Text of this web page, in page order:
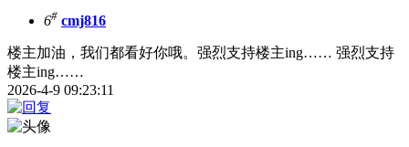
6# cmj816
楼主加油，我们都看好你哦。强烈支持楼主ing…… 强烈支持
楼主ing……
2026-4-9 09:23:11